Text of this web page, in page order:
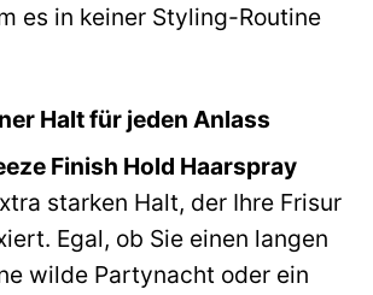
es in keiner Styling-Routine
Halt für jeden Anlass
Finish Hold Haarspray
starken Halt, der Ihre Frisur
Egal, ob Sie einen langen
wilde Partynacht oder ein